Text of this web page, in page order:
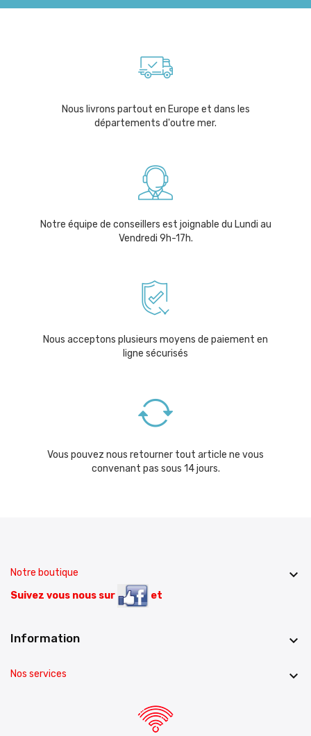
Nous livrons partout en Europe et dans les
départements d'outre mer.
Notre équipe de conseillers est joignable du Lundi au
Vendredi 9h-17h.
Nous acceptons plusieurs moyens de paiement en
ligne sécurisés
Vous pouvez nous retourner tout article ne vous
convenant pas sous 14 jours.
Notre boutique 
Suivez vous nous sur et
Information 
Nos services 